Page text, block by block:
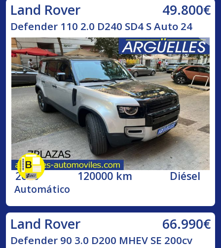
Land Rover 49.800€
Defender 110 2.0 D240 SD4 S Auto 24
2020 120000 km Diésel
Automático
Land Rover 66.990€
Defender 90 3.0 D200 MHEV SE 200cv